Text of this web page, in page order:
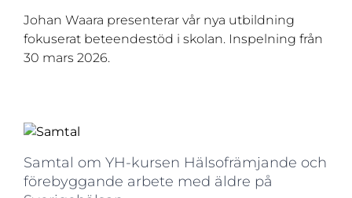
Johan Waara presenterar vår nya utbildning
fokuserat beteendestöd i skolan. Inspelning från
30 mars 2026.
Samtal om YH-kursen Hälsofrämjande och
förebyggande arbete med äldre på